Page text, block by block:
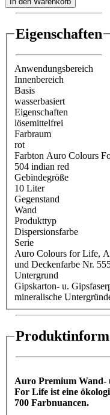
Eigenschaften
Anwendungsbereich
Innenbereich
Basis
wasserbasiert
Eigenschaften
lösemittelfrei
Farbraum
rot
Farbton Auro Colours
504 indian red
Gebindegröße
10 Liter
Gegenstand
Wand
Produkttyp
Dispersionsfarbe
Serie
Auro Colours for Life,
und Deckenfarbe Nr.
Untergrund
Gipskarton- u.
mineralische
Auro Premium Wand-
For Life ist eine
700 Farbnuancen.